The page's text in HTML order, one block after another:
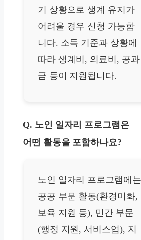
기 상황으로 생계 유지가
어려울 경우 신청 가능합
니다. 소득 기준과 상황에
따라 생계비, 의료비, 공과
금 등이 지원됩니다.
Q. 노인 일자리 프로그램은
어떤 활동을 포함하나요?
노인 일자리 프로그램에는
공공 부문 활동(환경미화,
보육 지원 등), 민간 부문
(행정 지원, 서비스업), 지